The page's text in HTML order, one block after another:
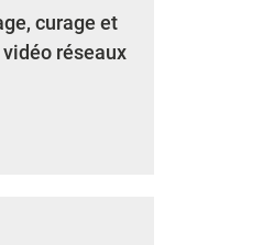
curage et
réseaux